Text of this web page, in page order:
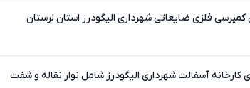
فلزی ضایعاتی شهرداری الیگودرز استان لرستان
آسفالت شهرداری الیگودرز شامل نوار نقاله و شفت